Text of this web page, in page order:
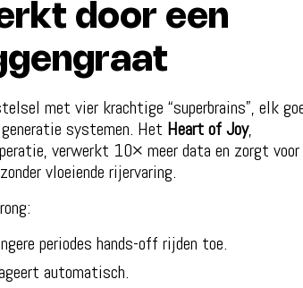
door een
met vier krachtige “superbrains”, elk
systemen. Het Heart of Joy,
verwerkt 10× meer data en zorgt voor
vloeiende rijervaring.
periodes hands-off rijden toe.
automatisch.